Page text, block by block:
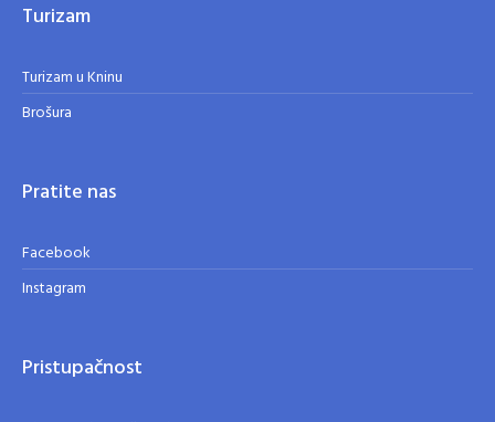
Turizam
Turizam u Kninu
Brošura
Pratite nas
Facebook
Instagram
Pristupačnost